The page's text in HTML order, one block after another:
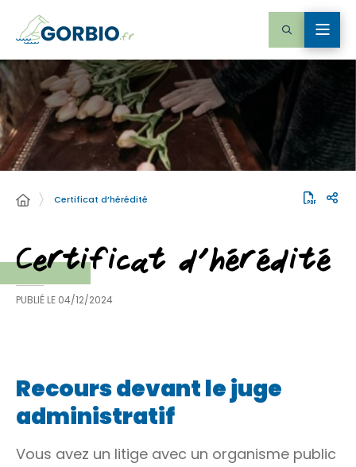
Certificat d’hérédité
Certificat d’hérédité
PUBLIÉ LE 04/12/2024
Recours devant le juge
administratif
Vous avez un litige avec un organisme public